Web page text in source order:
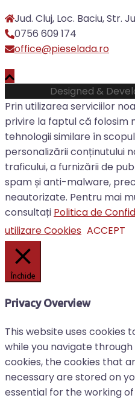
Jud. Cluj, Loc. Baciu, Str.
0756 609 174
office@pieselada.ro
Designed &
Prin utilizarea serviciilor
privire la faptul că folosim
tehnologii similare în
personalizării conținutului
traficului, a furnizării de
spam și anti-malware,
neautorizate. Pentru mai
consultați Politica de
utilizare Cookies ACCEPT
Închide
Privacy Overview
This website uses cookies
while you navigate
cookies, the cookies that
necessary are stored on
essential for the working